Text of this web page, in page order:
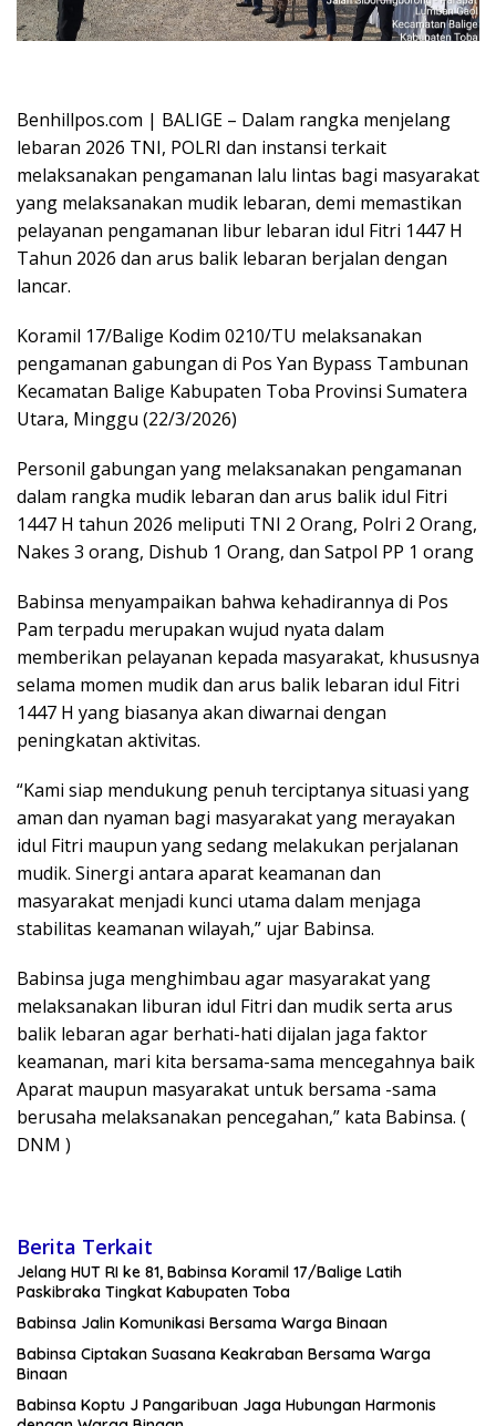
Benhillpos.com | BALIGE – Dalam rangka menjelang
lebaran 2026 TNI, POLRI dan instansi terkait
melaksanakan pengamanan lalu lintas bagi masyarakat
yang melaksanakan mudik lebaran, demi memastikan
pelayanan pengamanan libur lebaran idul Fitri 1447 H
Tahun 2026 dan arus balik lebaran berjalan dengan
lancar.
Koramil 17/Balige Kodim 0210/TU melaksanakan
pengamanan gabungan di Pos Yan Bypass Tambunan
Kecamatan Balige Kabupaten Toba Provinsi Sumatera
Utara, Minggu (22/3/2026)
Personil gabungan yang melaksanakan pengamanan
dalam rangka mudik lebaran dan arus balik idul Fitri
1447 H tahun 2026 meliputi TNI 2 Orang, Polri 2 Orang,
Nakes 3 orang, Dishub 1 Orang, dan Satpol PP 1 orang
Babinsa menyampaikan bahwa kehadirannya di Pos
Pam terpadu merupakan wujud nyata dalam
memberikan pelayanan kepada masyarakat, khususnya
selama momen mudik dan arus balik lebaran idul Fitri
1447 H yang biasanya akan diwarnai dengan
peningkatan aktivitas.
“Kami siap mendukung penuh terciptanya situasi yang
aman dan nyaman bagi masyarakat yang merayakan
idul Fitri maupun yang sedang melakukan perjalanan
mudik. Sinergi antara aparat keamanan dan
masyarakat menjadi kunci utama dalam menjaga
stabilitas keamanan wilayah,” ujar Babinsa.
Babinsa juga menghimbau agar masyarakat yang
melaksanakan liburan idul Fitri dan mudik serta arus
balik lebaran agar berhati-hati dijalan jaga faktor
keamanan, mari kita bersama-sama mencegahnya baik
Aparat maupun masyarakat untuk bersama -sama
berusaha melaksanakan pencegahan,” kata Babinsa. (
DNM )
Berita Terkait
Jelang HUT RI ke 81, Babinsa Koramil 17/Balige Latih
Paskibraka Tingkat Kabupaten Toba
Babinsa Jalin Komunikasi Bersama Warga Binaan
Babinsa Ciptakan Suasana Keakraban Bersama Warga
Binaan
Babinsa Koptu J Pangaribuan Jaga Hubungan Harmonis